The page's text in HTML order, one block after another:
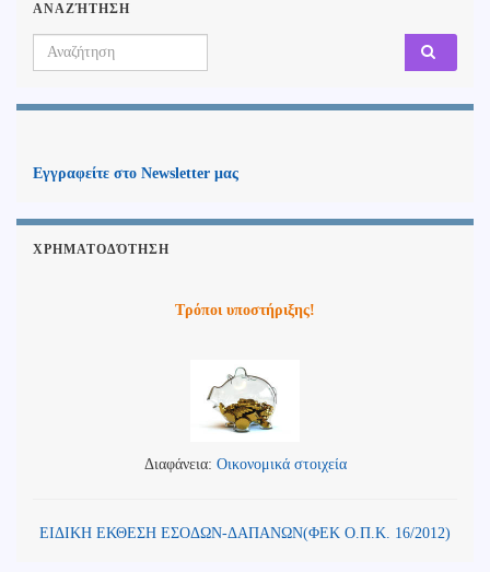
ΑΝΑΖΉΤΗΣΗ
Search for:
Εγγραφείτε στο Newsletter μας
ΧΡΗΜΑΤΟΔΌΤΗΣΗ
Τρόποι υποστήριξης!
Διαφάνεια: Οικονομικά στοιχεία
ΕΙΔΙΚΗ ΕΚΘΕΣΗ ΕΣΟΔΩΝ-ΔΑΠΑΝΩΝ(ΦΕΚ Ο.Π.Κ. 16/2012)